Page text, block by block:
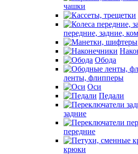
чашки
передние, задние,
Обода
ленты, флипперы
Оси
Педали
задние
передние
крюки